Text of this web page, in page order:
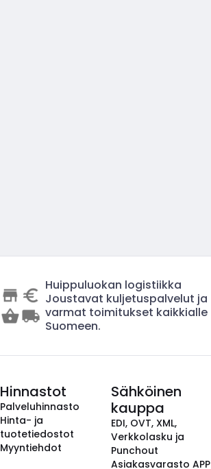
Huippuluokan logistiikka
Joustavat kuljetuspalvelut ja
varmat toimitukset kaikkialle
Suomeen.
Hinnastot
Palveluhinnasto
Hinta- ja
tuotetiedostot
Myyntiehdot
Sähköinen
kauppa
EDI, OVT, XML,
Verkkolasku ja
Punchout
Asiakasvarasto APP